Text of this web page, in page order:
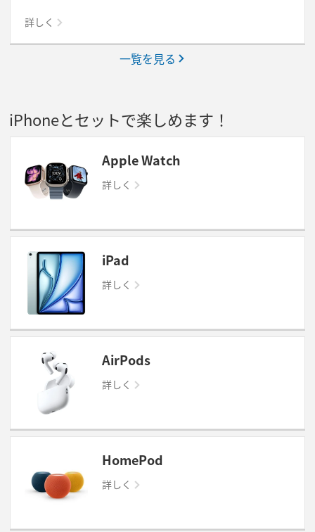
詳しく
一覧を見る
iPhoneとセットで楽しめます！
Apple Watch
詳しく
iPad
詳しく
AirPods
詳しく
HomePod
詳しく